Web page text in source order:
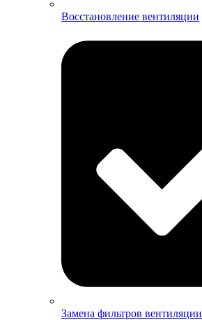
Восстановление вентиляции
Замена фильтров вентиляции